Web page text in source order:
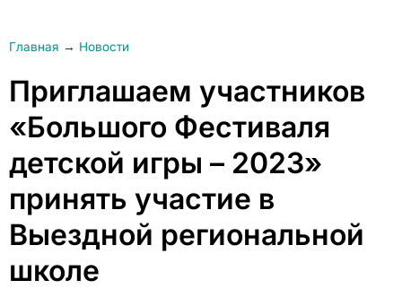
Главная → Новости
Приглашаем участников
«Большого Фестиваля
детской игры – 2023»
принять участие в
Выездной региональной
школе